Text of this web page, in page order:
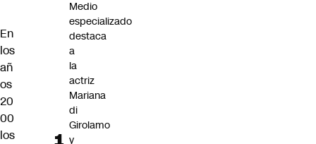
En
los
añ
os
20
00
los
Medio
especializado
destaca
a
la
actriz
Mariana
di
Girolamo
y